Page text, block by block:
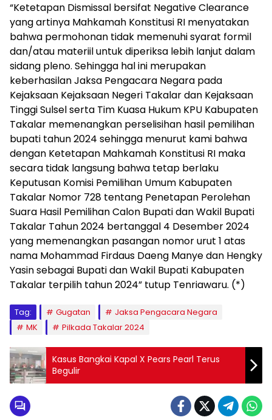
“Ketetapan Dismissal bersifat Negative Clearance
yang artinya Mahkamah Konstitusi RI menyatakan
bahwa permohonan tidak memenuhi syarat formil
dan/atau materiil untuk diperiksa lebih lanjut dalam
sidang pleno. Sehingga hal ini merupakan
keberhasilan Jaksa Pengacara Negara pada
Kejaksaan Kejaksaan Negeri Takalar dan Kejaksaan
Tinggi Sulsel serta Tim Kuasa Hukum KPU Kabupaten
Takalar memenangkan perselisihan hasil pemilihan
bupati tahun 2024 sehingga menurut kami bahwa
dengan Ketetapan Mahkamah Konstitusi RI maka
secara tidak langsung bahwa tetap berlaku
Keputusan Komisi Pemilihan Umum Kabupaten
Takalar Nomor 728 tentang Penetapan Perolehan
Suara Hasil Pemilihan Calon Bupati dan Wakil Bupati
Takalar Tahun 2024 bertanggal 4 Desember 2024
yang memenangkan pasangan nomor urut 1 atas
nama Mohammad Firdaus Daeng Manye dan Hengky
Yasin sebagai Bupati dan Wakil Bupati Kabupaten
Takalar terpilih tahun 2024” tutup Tenriawaru. (*)
Tag: Gugatan
Jaksa Pengacara Negara
MK
Pilkada Takalar 2024
Kasus Bangkai Kapal X Pears Pearl Terus
Begulir